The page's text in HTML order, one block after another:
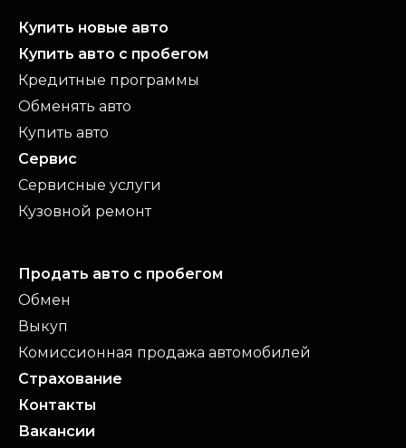
Купить новые авто
Купить авто с пробегом
Кредитные программы
Обменять авто
Купить авто
Сервис
Сервисные услуги
Кузовной ремонт
Продать авто с пробегом
Обмен
Выкуп
Комиссионная продажа автомобилей
Страхование
Контакты
Вакансии